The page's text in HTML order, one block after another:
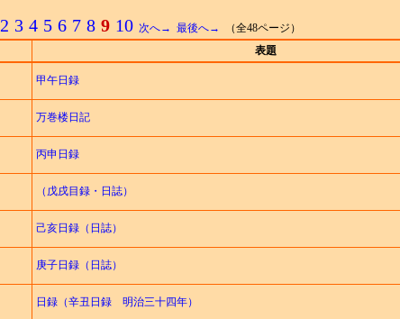
2 3 4 5 6 7 8 9 10 次へ→ 最後へ→
（全48ページ）
表題
甲午日録
万巻楼日記
丙申日録
（戊戌目録・日誌）
己亥日録（日誌）
庚子日録（日誌）
日録（辛丑日録 明治三十四年）